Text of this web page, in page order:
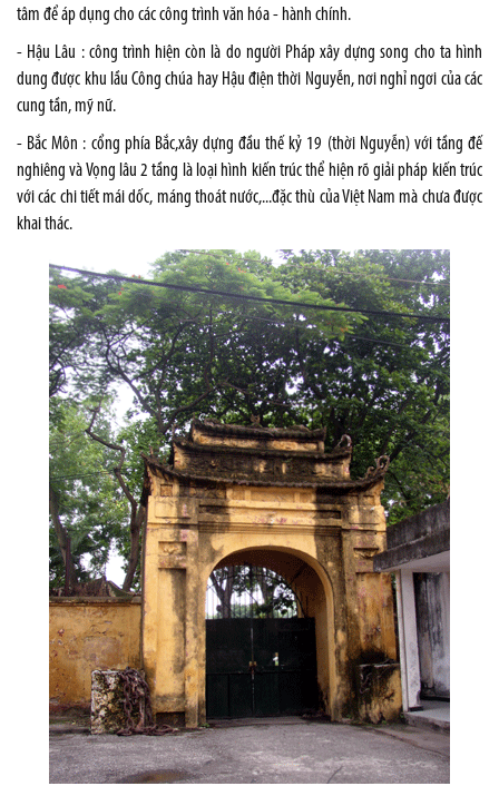
tâm để áp dụng cho các công trình văn hóa - hành chính.
- Hậu Lâu : công trình hiện còn là do người Pháp xây dựng song cho ta hình
dung được khu lầu Công chúa hay Hậu điện thời Nguyễn, nơi nghỉ ngơi của các
cung tần, mỹ nữ.
- Bắc Môn : cổng phía Bắc,xây dựng đầu thế kỷ 19 (thời Nguyễn) với tầng đế
nghiêng và Vọng lâu 2 tầng là loại hình kiến trúc thể hiện rõ giải pháp kiến trúc
với các chi tiết mái dốc, máng thoát nước,...đặc thù của Việt Nam mà chưa được
khai thác.